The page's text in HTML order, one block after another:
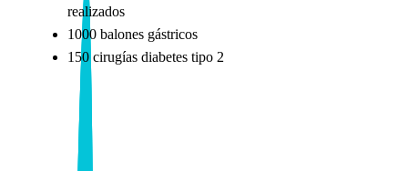
realizados
1000 balones gástricos
150 cirugías diabetes tipo 2